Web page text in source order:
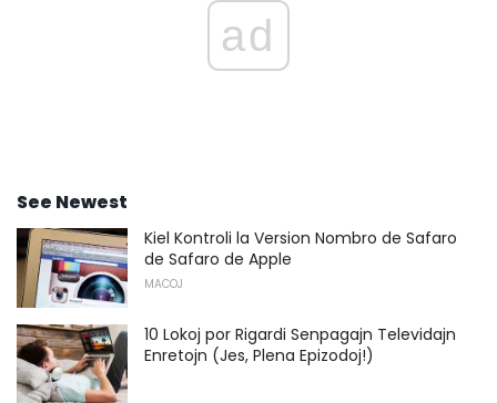
ad
See Newest
Kiel Kontroli la Version Nombro de Safaro
de Safaro de Apple
MACOJ
10 Lokoj por Rigardi Senpagajn Televidajn
Enretojn (Jes, Plena Epizodoj!)